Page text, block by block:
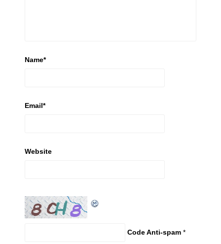
Name*
Email*
Website
Code Anti-spam *